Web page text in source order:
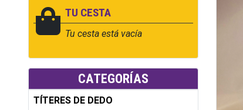
TU CESTA
Tu cesta está vacía
CATEGORÍAS
TÍTERES DE DEDO